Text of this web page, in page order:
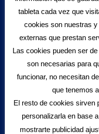
Servicios
Red
Fondos
tableta cada vez que
cookies son nuestras
externas que prestan
Las cookies pueden ser
son necesarias para
funcionar, no necesitan
que tenemos
El resto de cookies sirven
personalizarla en base
mostrarte publicidad